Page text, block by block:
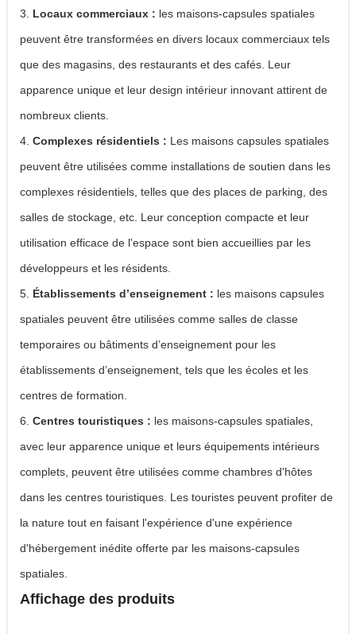
3. Locaux commerciaux : les maisons-capsules spatiales
peuvent être transformées en divers locaux commerciaux tels
que des magasins, des restaurants et des cafés. Leur
apparence unique et leur design intérieur innovant attirent de
nombreux clients.
4. Complexes résidentiels : Les maisons capsules spatiales
peuvent être utilisées comme installations de soutien dans les
complexes résidentiels, telles que des places de parking, des
salles de stockage, etc. Leur conception compacte et leur
utilisation efficace de l'espace sont bien accueillies par les
développeurs et les résidents.
5. Établissements d’enseignement : les maisons capsules
spatiales peuvent être utilisées comme salles de classe
temporaires ou bâtiments d’enseignement pour les
établissements d’enseignement, tels que les écoles et les
centres de formation.
6. Centres touristiques : les maisons-capsules spatiales,
avec leur apparence unique et leurs équipements intérieurs
complets, peuvent être utilisées comme chambres d'hôtes
dans les centres touristiques. Les touristes peuvent profiter de
la nature tout en faisant l'expérience d'une expérience
d'hébergement inédite offerte par les maisons-capsules
spatiales.
Affichage des produits